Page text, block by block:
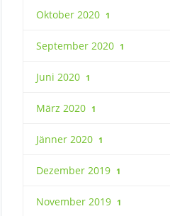
Oktober 2020 1
September 2020 1
Juni 2020 1
März 2020 1
Jänner 2020 1
Dezember 2019 1
November 2019 1